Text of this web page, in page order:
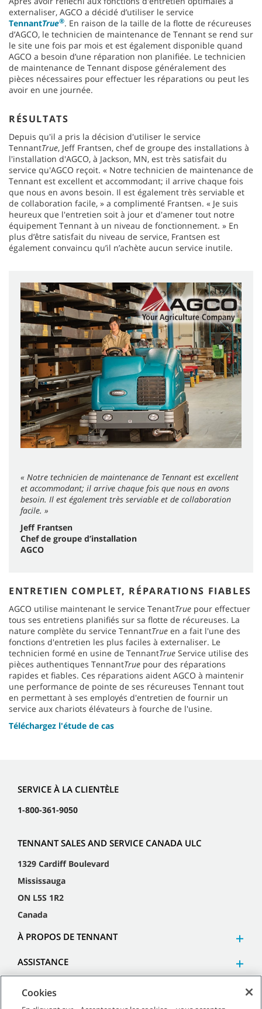
externaliser, AGCO a décidé d’utiliser le service
TennantTrue®. En raison de la taille de la flotte de récureuses
d’AGCO, le technicien de maintenance de Tennant se rend sur
le site une fois par mois et est également disponible quand
AGCO a besoin d’une réparation non planifiée. Le technicien
de maintenance de Tennant dispose généralement des
pièces nécessaires pour effectuer les réparations ou peut les
avoir en une journée.
RÉSULTATS
Depuis qu'il a pris la décision d'utiliser le service
TennantTrue, Jeff Frantsen, chef de groupe des installations à
l'installation d'AGCO, à Jackson, MN, est très satisfait du
service qu'AGCO reçoit. « Notre technicien de maintenance de
Tennant est excellent et accommodant; il arrive chaque fois
que nous en avons besoin. Il est également très serviable et
de collaboration facile, » a complimenté Frantsen. « Je suis
heureux que l'entretien soit à jour et d'amener tout notre
équipement Tennant à un niveau de fonctionnement. » En
plus d’être satisfait du niveau de service, Frantsen est
également convaincu qu’il n’achète aucun service inutile.
« Notre technicien de maintenance de Tennant est excellent
et accommodant; il arrive chaque fois que nous en avons
besoin. Il est également très serviable et de collaboration
facile. »
Jeff Frantsen
Chef de groupe d’installation
AGCO
ENTRETIEN COMPLET, RÉPARATIONS FIABLES
AGCO utilise maintenant le service TenantTrue pour effectuer
tous ses entretiens planifiés sur sa flotte de récureuses. La
nature complète du service TennantTrue en a fait l'une des
fonctions d'entretien les plus faciles à externaliser. Le
technicien formé en usine de TennantTrue Service utilise des
pièces authentiques TennantTrue pour des réparations
rapides et fiables. Ces réparations aident AGCO à maintenir
une performance de pointe de ses récureuses Tennant tout
en permettant à ses employés d'entretien de fournir un
service aux chariots élévateurs à fourche de l'usine.
Téléchargez l'étude de cas
SERVICE À LA CLIENTÈLE
1-800-361-9050
TENNANT SALES AND SERVICE CANADA ULC
1329 Cardiff Boulevard
Mississauga
ON L5S 1R2
Canada
À PROPOS DE TENNANT
ASSISTANCE
Cookies